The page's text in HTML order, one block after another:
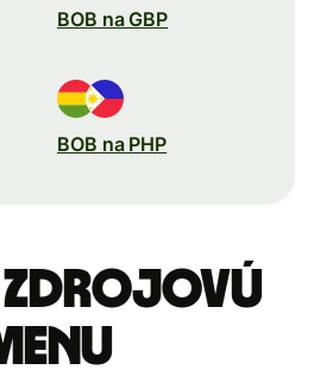
BOB na GBP
BOB na PHP
zdrojovú